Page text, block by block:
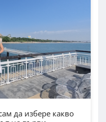
да избере какво